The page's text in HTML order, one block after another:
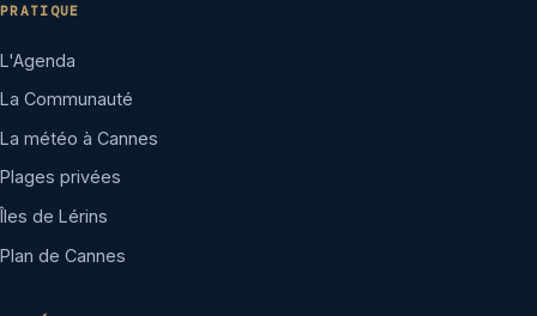
PRATIQUE
L'Agenda
La Communauté
La météo à Cannes
Plages privées
Îles de Lérins
Plan de Cannes